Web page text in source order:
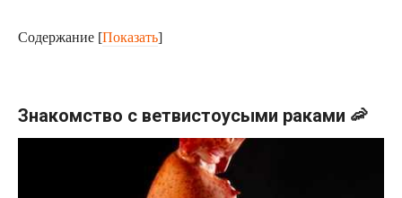
Содержание [Показать]
Знакомство с ветвистоусыми раками 🦐